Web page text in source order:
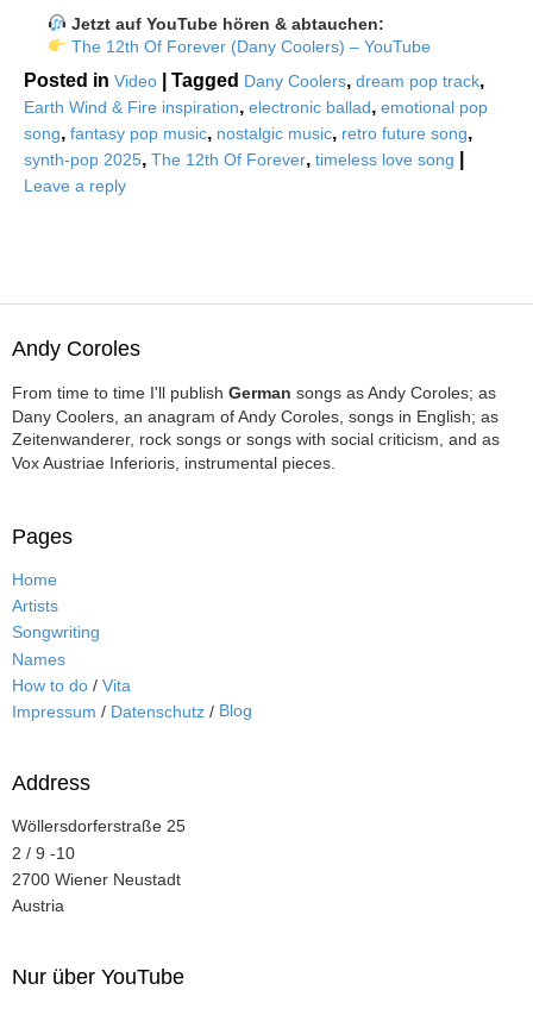
Jetzt auf YouTube hören & abtauchen:
The 12th Of Forever (Dany Coolers) – YouTube
Posted in Video Tagged Dany Coolers, dream pop track,
Earth Wind & Fire inspiration, electronic ballad, emotional pop
song, fantasy pop music, nostalgic music, retro future song,
synth-pop 2025, The 12th Of Forever, timeless love song
Leave a reply
Andy Coroles
From time to time I'll publish German songs as Andy Coroles; as
Dany Coolers, an anagram of Andy Coroles, songs in English; as
Zeitenwanderer, rock songs or songs with social criticism, and as
Vox Austriae Inferioris, instrumental pieces.
Pages
Home
Artists
Songwriting
Names
How to do / Vita
Impressum / Datenschutz / Blog
Address
Wöllersdorferstraße 25
2 / 9 -10
2700 Wiener Neustadt
Austria
Nur über YouTube